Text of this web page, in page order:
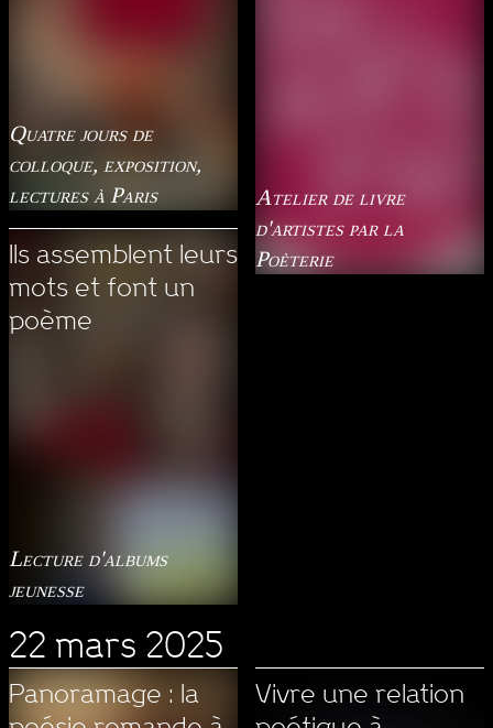
Quatre jours de
colloque, exposition,
lectures à Paris
Ils assemblent leurs
mots et font un
poème
Lecture d'albums
jeunesse
Atelier de livre
d'artistes par la
Poèterie
22 mars 2025
Panoramage : la
Vivre une relation